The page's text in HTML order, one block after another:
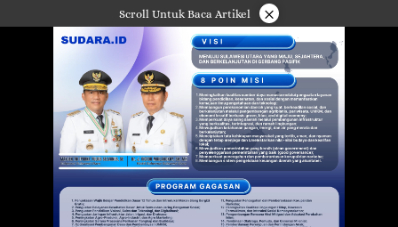
ke
Scroll Untuk Baca Artikel ×